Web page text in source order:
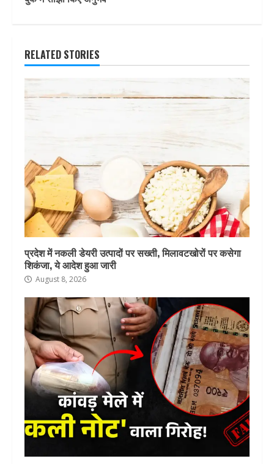
RELATED STORIES
प्रदेश में नकली डेयरी उत्पादों पर सख्ती, मिलावटखोरों पर कसेगा
शिकंजा, ये आदेश हुआ जारी
August 8, 2026